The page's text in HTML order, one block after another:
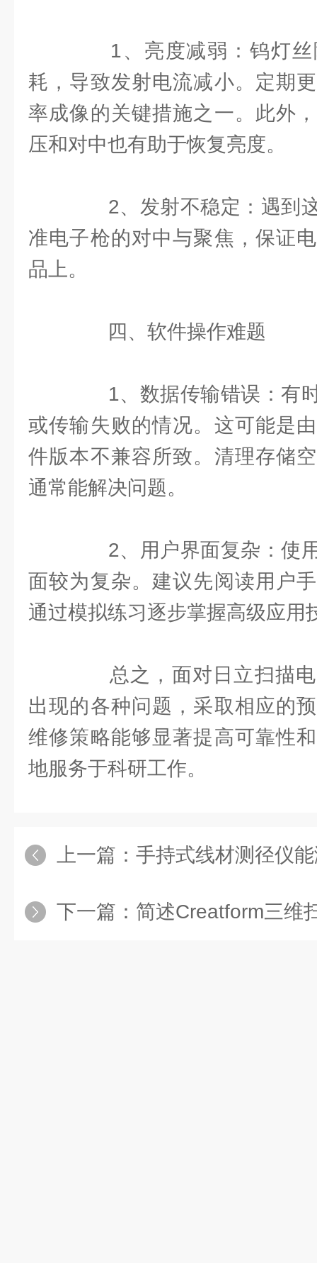
1、亮度减弱：钨灯丝
耗，导致发射电流减小。定期
率成像的关键措施之一。此外
压和对中也有助于恢复亮度。
2、发射不稳定：遇到这
准电子枪的对中与聚焦，保证
品上。
四、软件操作难题
1、数据传输错误：有时
或传输失败的情况。这可能是
件版本不兼容所致。清理存储
通常能解决问题。
2、用户界面复杂：使用
面较为复杂。建议先阅读用户
通过模拟练习逐步掌握高级应用
总之，面对日立扫描电
出现的各种问题，采取相应的
维修策略能够显著提高可靠性
地服务于科研工作。
上一篇： 手持式线材测径仪
下一篇： 简述Creatform三维扫